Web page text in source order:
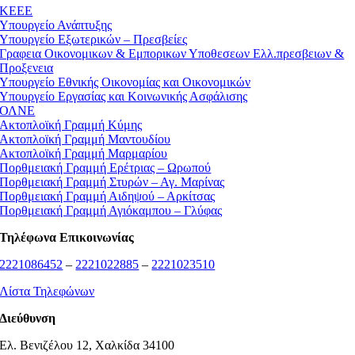
ΚEEE
Υπουργείο Ανάπτυξης
Υπουργείο Εξωτερικών – Πρεσβείες
Γραφεια Οικονομικων & Εμπορικων Υποθεσεων Ελλ.πρεσβειων &
Προξενεια
Υπουργείο Εθνικής Οικονομίας και Οικονομικών
Υπουργείο Εργασίας και Κοινωνικής Ασφάλισης
ΟΛΝΕ
Ακτοπλοϊκή Γραμμή Κύμης
Ακτοπλοϊκή Γραμμή Μαντουδίου
Ακτοπλοϊκή Γραμμή Μαρμαρίου
Πορθμειακή Γραμμή Ερέτριας – Ωρωπού
Πορθμειακή Γραμμή Στυρών – Αγ. Μαρίνας
Πορθμειακή Γραμμή Αιδηψού – Αρκίτσας
Πορθμειακή Γραμμή Αγιόκαμπου – Γλύφας
Τηλέφωνα Επικοινωνίας
2221086452 – 2221022885 – 2221023510
Λίστα Τηλεφώνων
Διεύθυνση
Ελ. Βενιζέλου 12, Χαλκίδα 34100